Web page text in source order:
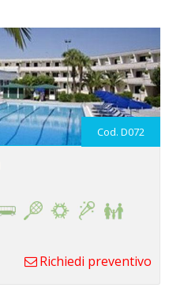
Cod. D072
Richiedi preventivo